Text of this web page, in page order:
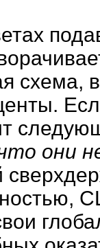
схема,
они